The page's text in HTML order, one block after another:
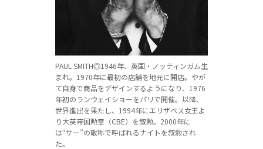
PAUL SMITH◎1946年、英国・ノッティンガム生
まれ。1970年に最初の店舗を地元に開店。やが
て自身で商品をデザインするようになり、1976
年初のランウェイショーをパリで開催。以降、
世界進出を果たし、1994年にエリザベス女王よ
り大英帝国勲章（CBE）を叙勲。2000年に
は“サー”の敬称で呼ばれるナイトを叙勲され
た。